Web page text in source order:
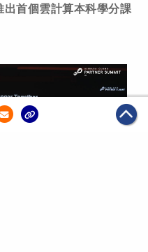
出首個雲計算本科學分課